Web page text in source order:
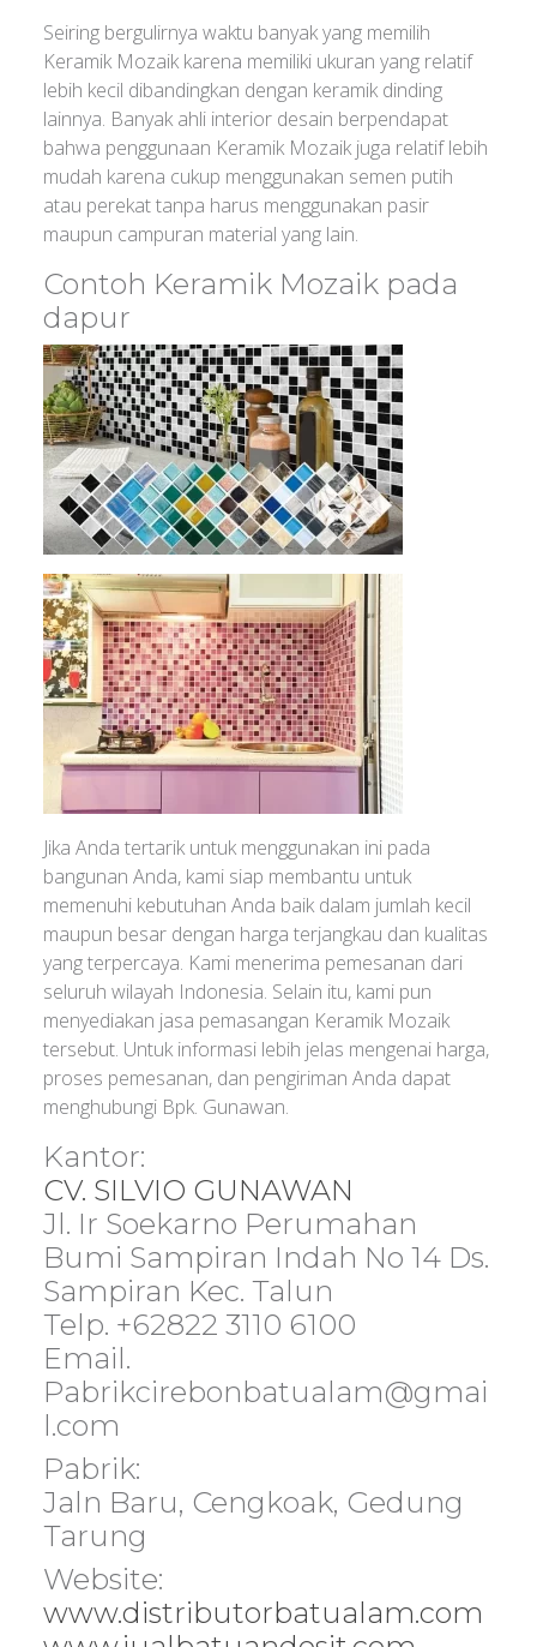
Seiring bergulirnya waktu banyak yang memilih
Keramik Mozaik karena memiliki ukuran yang relatif
lebih kecil dibandingkan dengan keramik dinding
lainnya. Banyak ahli interior desain berpendapat
bahwa penggunaan Keramik Mozaik juga relatif lebih
mudah karena cukup menggunakan semen putih
atau perekat tanpa harus menggunakan pasir
maupun campuran material yang lain.
Contoh Keramik Mozaik pada
dapur
Jika Anda tertarik untuk menggunakan ini pada
bangunan Anda, kami siap membantu untuk
memenuhi kebutuhan Anda baik dalam jumlah kecil
maupun besar dengan harga terjangkau dan kualitas
yang terpercaya. Kami menerima pemesanan dari
seluruh wilayah Indonesia. Selain itu, kami pun
menyediakan jasa pemasangan Keramik Mozaik
tersebut. Untuk informasi lebih jelas mengenai harga,
proses pemesanan, dan pengiriman Anda dapat
menghubungi Bpk. Gunawan.
Kantor:
CV. SILVIO GUNAWAN
Jl. Ir Soekarno Perumahan
Bumi Sampiran Indah No 14 Ds.
Sampiran Kec. Talun
Telp. +62822 3110 6100
Email.
Pabrikcirebonbatualam@gmai
l.com
Pabrik:
Jaln Baru, Cengkoak, Gedung
Tarung
Website:
www.distributorbatualam.com